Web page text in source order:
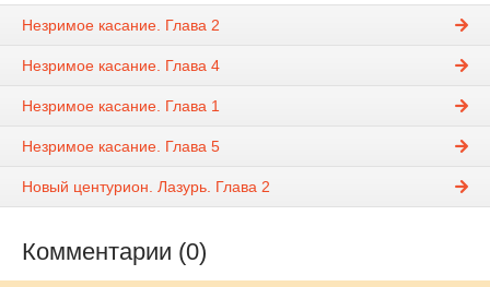
Незримое касание. Глава 2
Незримое касание. Глава 4
Незримое касание. Глава 1
Незримое касание. Глава 5
Новый центурион. Лазурь. Глава 2
Комментарии (0)